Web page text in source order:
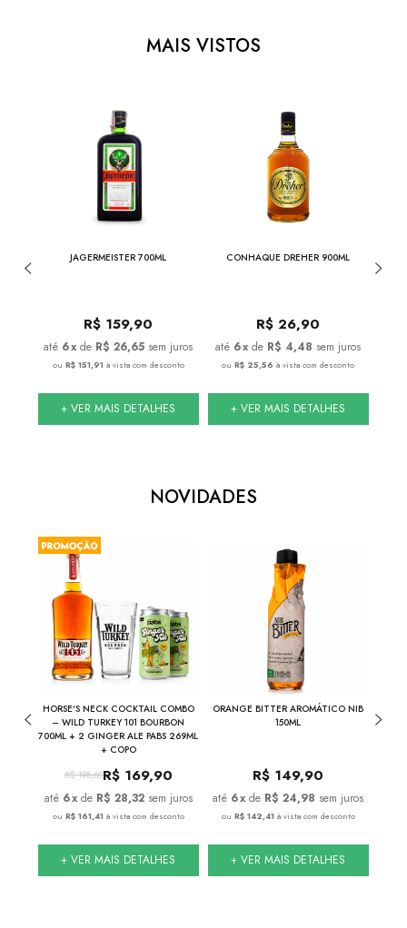
MAIS VISTOS
JAGERMEISTER 700ML
R$ 159,90
6x de R$ 26,65 sem juros
ou R$ 151,91 à vista com desconto
+ VER MAIS DETALHES
CONHAQUE DREHER 900ML
R$ 26,90
6x de R$ 4,48 sem juros
ouR$ 25,56 à vista com desconto
+ VER MAIS DETALHES
NOVIDADES
HORSE'S NECK COCKTAIL COMBO
– WILD TURKEY 101 BOURBON
700ML + 2 GINGER ALE PABS 269ML
+ COPO
R$ 198,60R$ 169,90
6x de R$ 28,32 sem juros
ou R$ 161,41 à vista com desconto
+ VER MAIS DETALHES
ORANGE BITTER AROMÁTICO NIB
150ML
R$ 149,90
6x de R$ 24,98 sem juros
ou R$ 142,41 à vista com desconto
+ VER MAIS DETALHES